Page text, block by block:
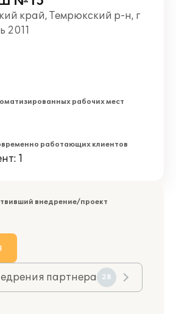
край, Темрюкский р-н, г
2011
рабочих мест
работающих клиентов
1
внедрение/проект
партнера 28